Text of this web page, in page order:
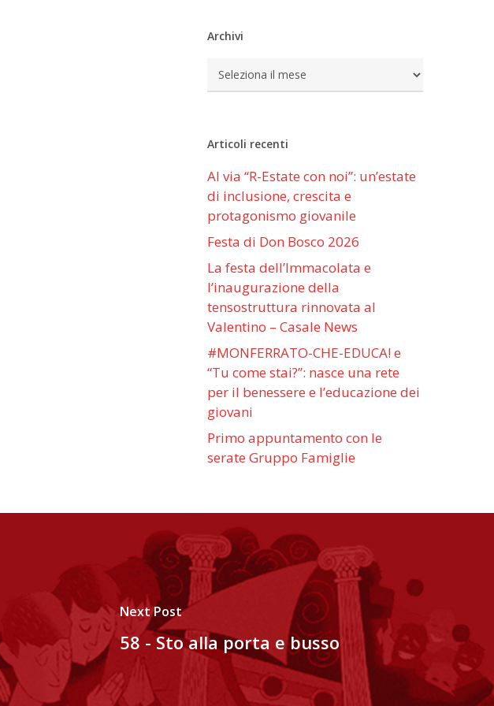
Archivi
Archivi
Articoli recenti
Al via “R-Estate con noi”: un’estate
di inclusione, crescita e
protagonismo giovanile
Festa di Don Bosco 2026
La festa dell’Immacolata e
l’inaugurazione della
tensostruttura rinnovata al
Valentino – Casale News
#MONFERRATO-CHE-EDUCA! e
“Tu come stai?”: nasce una rete
per il benessere e l’educazione dei
giovani
Primo appuntamento con le
serate Gruppo Famiglie
Next Post
58 - Sto alla porta e busso